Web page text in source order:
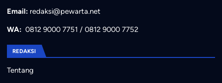
Email: redaksi@pewarta.net
WA: 0812 9000 7751 / 0812 9000 7752
REDAKSI
Tentang